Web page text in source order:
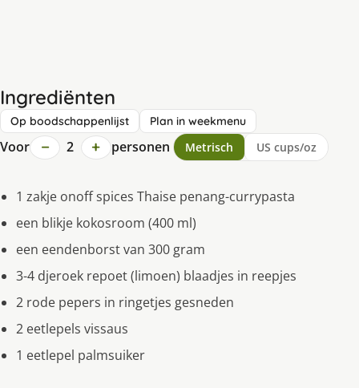
Ingrediënten
Op boodschappenlijst Plan in weekmenu
Voor − 2 + personen Metrisch US cups/oz
1 zakje onoff spices Thaise penang-currypasta
een blikje kokosroom (400 ml)
een eendenborst van 300 gram
3-4 djeroek repoet (limoen) blaadjes in reepjes
2 rode pepers in ringetjes gesneden
2 eetlepels vissaus
1 eetlepel palmsuiker